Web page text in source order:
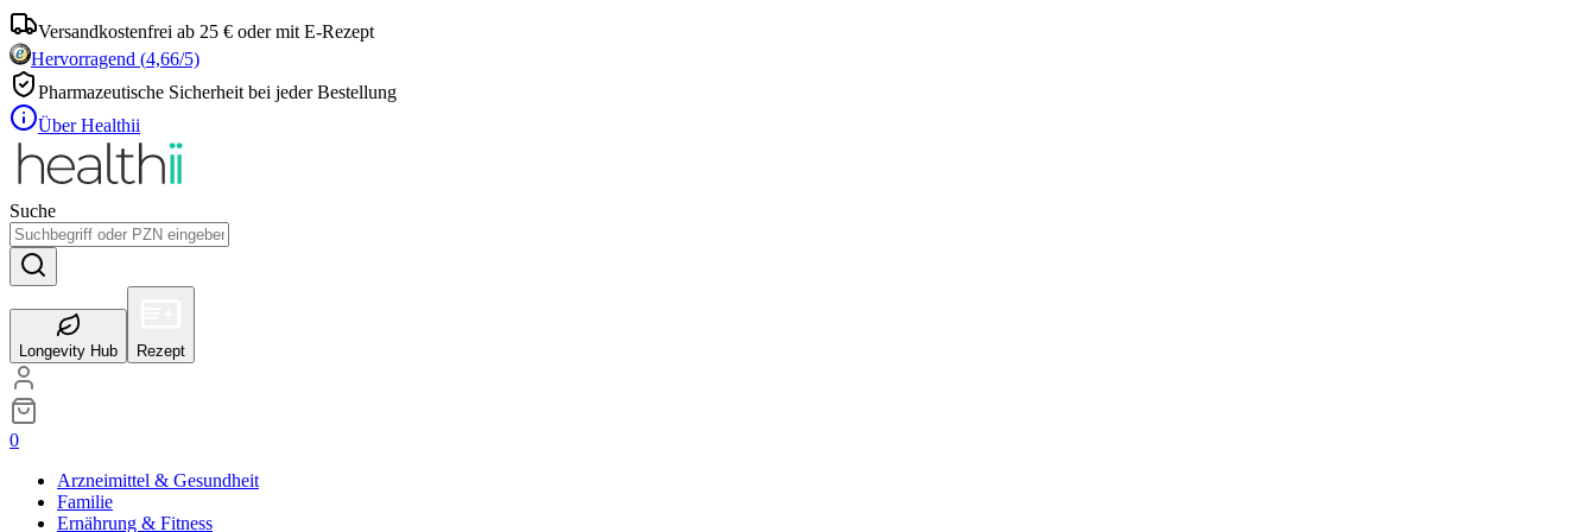
Versandkostenfrei ab 25 € oder mit E-Rezept
Hervorragend (4,66/5)
Pharmazeutische Sicherheit bei jeder Bestellung
Über Healthii
Suche
Longevity Hub Rezept
0
Arzneimittel & Gesundheit
Familie
Ernährung & Fitness